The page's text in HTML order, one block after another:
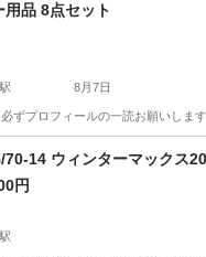
用品 8点セット
8月7日
ずプロフィールの一読お願いしま
メンテナンス用品
70-14 ウィンターマックス
円